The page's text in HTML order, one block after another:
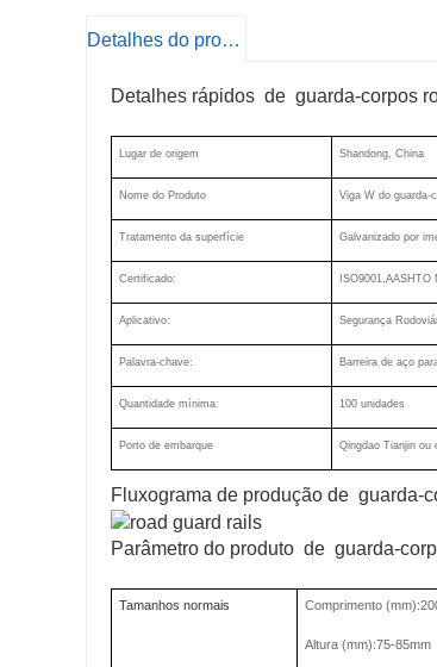
Detalhes do produto
Detalhes rápidos de guarda-corpos
Lugar de origem Shandong, China
Nome do Produto Viga W do guarda-
Tratamento da superfície Galvanizado por
Certificado: ISO9001,AASHTO
Aplicativo: Segurança
Palavra-chave: Barreira de aço
Quantidade mínima: 100 unidades
Porto de embarque Qingdao Tianjin ou
Fluxograma de produção de guarda-
Parâmetro do produto de guarda-
Tamanhos normais Comprimento
Altura (mm):75-85mm